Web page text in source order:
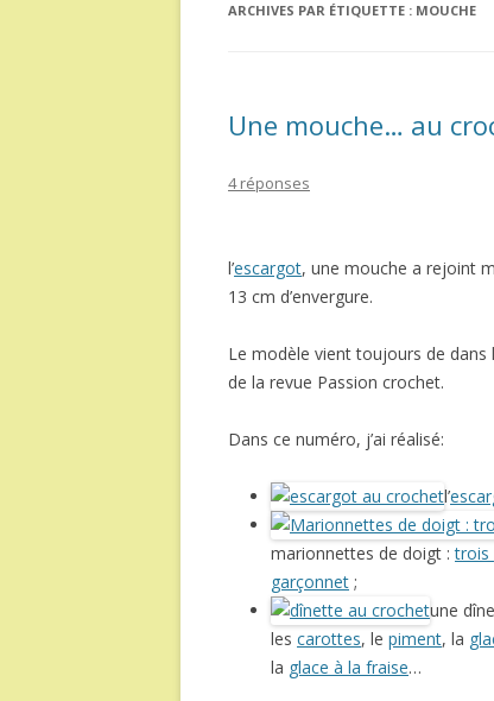
ARCHIVES PAR ÉTIQUETTE : MOUCHE
Une mouche… au
4 réponses
l’escargot, une mouche a rejoint
13 cm d’envergure.
Le modèle vient toujours de dans
de la revue Passion crochet.
Dans ce numéro, j’ai réalisé:
l’
marionnettes de doigt :trois
garçonnet ;
une
les carottes, le piment, la
la glace à la fraise…